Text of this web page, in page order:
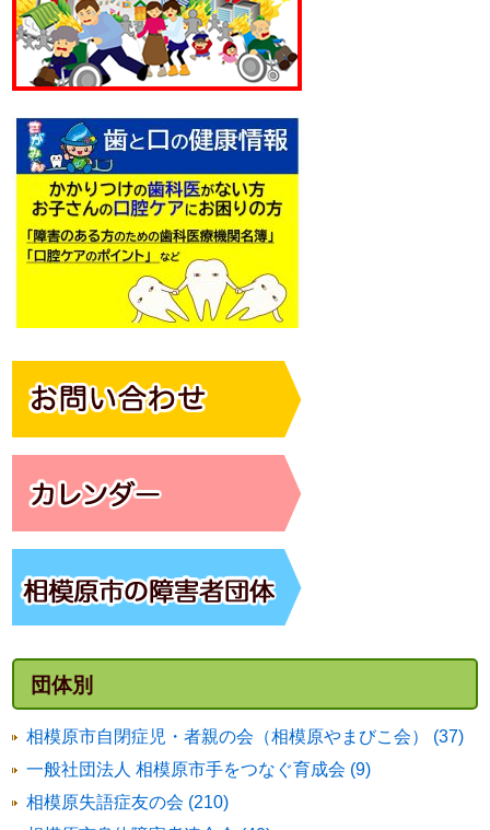
団体別
相模原市自閉症児・者親の会（相模原やまびこ会） (37)
一般社団法人 相模原市手をつなぐ育成会 (9)
相模原失語症友の会 (210)